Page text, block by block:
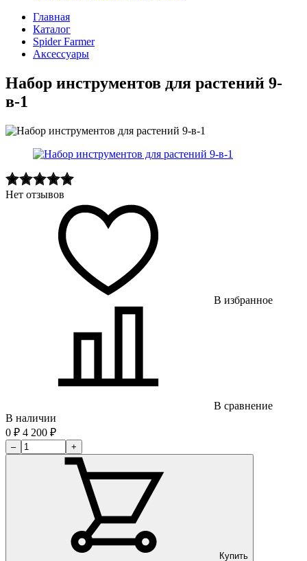
Главная
Каталог
Spider Farmer
Аксессуары
Набор инструментов для растений 9-
в-1
Нет отзывов
В избранное
В сравнение
В наличии
0 ₽ 4 200 ₽
– +
Купить